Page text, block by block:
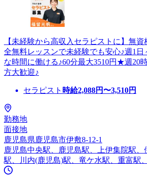
【未経験から高収入セラピストに】無
全無料レッスンで未経験でも安心♪週1日
な時間に働ける♪60分最大3510円★週20
方大歓迎♪
セラピスト 時給2,088円〜3,510円
勤務地
面接地
鹿児島県鹿児島市伊敷8-12-1
鹿児島中央駅、鹿児島駅、上伊集院駅、
駅、川内(鹿児島)駅、竜ケ水駅、重富駅